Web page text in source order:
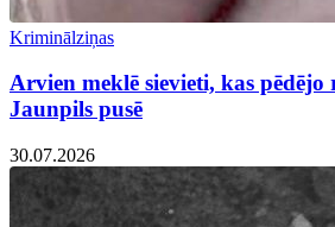
Kriminālziņas
Arvien meklē sievieti, kas pēdējo
Jaunpils pusē
30.07.2026